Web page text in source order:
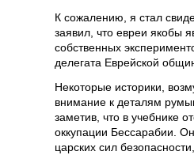
К сожалению, я стал
заявил, что евреи якобы
собственных
делегата Еврейской
Некоторые историки,
внимание к деталям
заметив, что в учебнике
оккупации Бессарабии.
царских сил